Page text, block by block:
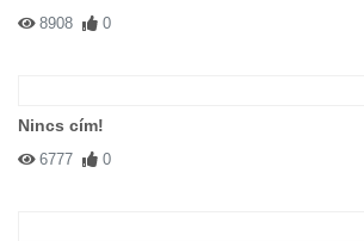
8908 0
Nincs cím!
6777 0